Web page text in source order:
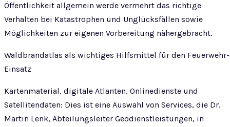
Öffentlichkeit allgemein werde vermehrt das richtige
Verhalten bei Katastrophen und Unglücksfällen sowie
Möglichkeiten zur eigenen Vorbereitung nähergebracht.
Waldbrandatlas als wichtiges Hilfsmittel für den Feuerwehr-
Einsatz
Kartenmaterial, digitale Atlanten, Onlinedienste und
Satellitendaten: Dies ist eine Auswahl von Services, die Dr.
Martin Lenk, Abteilungsleiter Geodienstleistungen, in